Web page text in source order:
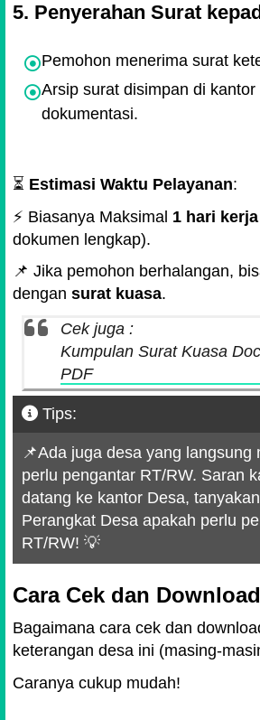
5. Penyerahan Surat
Pemohon menerima surat
Arsip surat disimpan di
dokumentasi.
⏳ Estimasi Waktu Pelayanan:
⚡ Biasanya Maksimal 1 hari kerja
dokumen lengkap).
📌 Jika pemohon berhalangan,
dengan surat kuasa.
Cek juga :
Kumpulan Surat Kuasa
PDF
Tips:
📌Ada juga desa yang langsung
perlu pengantar RT/RW. Saran
datang ke kantor Desa,
Perangkat Desa apakah perlu
RT/RW! 💡
Cara Cek dan Download
Bagaimana cara cek dan
keterangan desa ini (masing-
Caranya cukup mudah!